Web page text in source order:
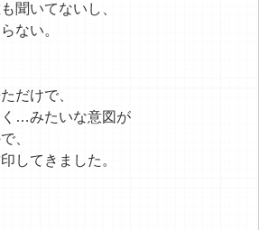
聞いてないし、
ない。
だけで、
…みたいな意図が
、
印してきました。